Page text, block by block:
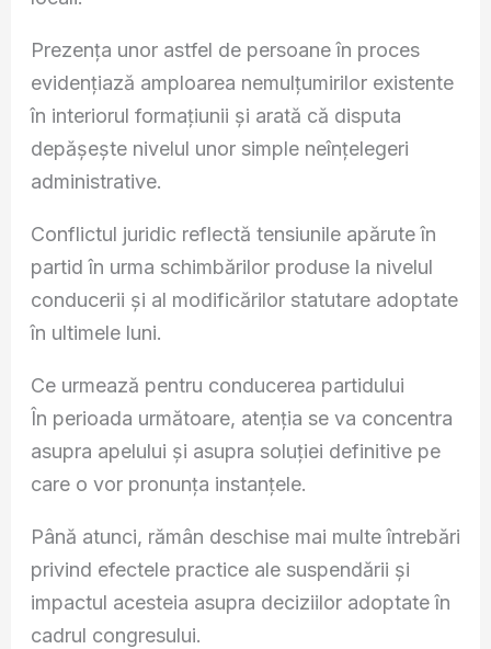
Prezența unor astfel de persoane în proces
evidențiază amploarea nemulțumirilor existente
în interiorul formațiunii și arată că disputa
depășește nivelul unor simple neînțelegeri
administrative.
Conflictul juridic reflectă tensiunile apărute în
partid în urma schimbărilor produse la nivelul
conducerii și al modificărilor statutare adoptate
în ultimele luni.
Ce urmează pentru conducerea partidului
În perioada următoare, atenția se va concentra
asupra apelului și asupra soluției definitive pe
care o vor pronunța instanțele.
Până atunci, rămân deschise mai multe întrebări
privind efectele practice ale suspendării și
impactul acesteia asupra deciziilor adoptate în
cadrul congresului.